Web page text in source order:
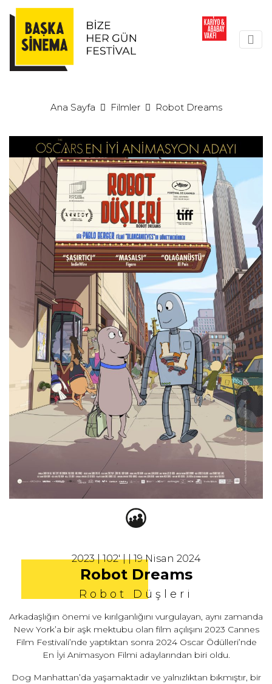
Ana Sayfa Filmler Robot Dreams
2023 | 102' | | 19 Nisan 2024
Robot Dreams
Robot Düşleri
Arkadaşlığın önemi ve kırılganlığını vurgulayan, aynı zamanda
New York’a bir aşk mektubu olan film açılışını 2023 Cannes
Film Festivali’nde yaptıktan sonra 2024 Oscar Ödülleri’nde
En İyi Animasyon Filmi adaylarından biri oldu.
Dog Manhattan’da yaşamaktadır ve yalnızlıktan bıkmıştır, bir